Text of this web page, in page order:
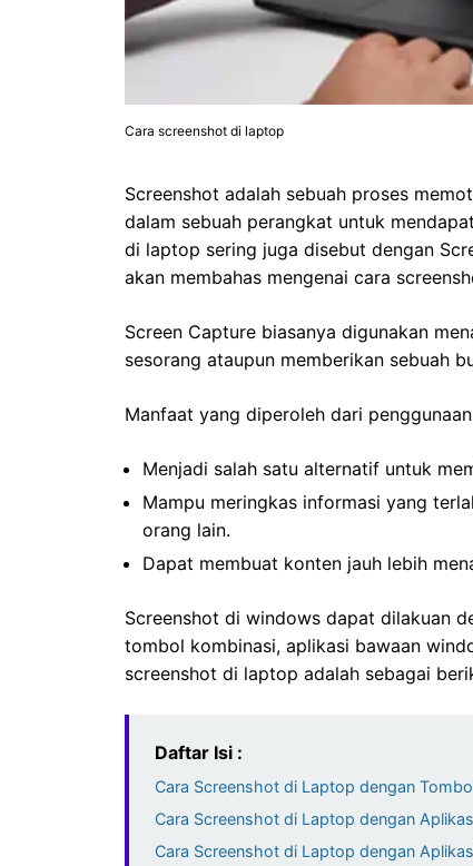
Cara screenshot di laptop
Screenshot adalah sebuah proses
dalam sebuah perangkat untuk
di laptop sering juga disebut dengan
akan membahas mengenai cara
Screen Capture biasanya digunakan
sesorang ataupun memberikan sebuah
Manfaat yang diperoleh dari
Menjadi salah satu alternatif untuk
Mampu meringkas informasi yang
orang lain.
Dapat membuat konten jauh lebih
Screenshot di windows dapat dilakuan
tombol kombinasi, aplikasi bawaan
screenshot di laptop adalah sebagai
Daftar Isi :
Cara Screenshot di Laptop dengan
Cara Screenshot di Laptop dengan
Cara Screenshot di Laptop dengan